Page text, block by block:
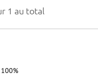
1 au total
100%